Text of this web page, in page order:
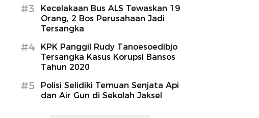
#3
Kecelakaan Bus ALS Tewaskan 19
Orang, 2 Bos Perusahaan Jadi
Tersangka
#4
KPK Panggil Rudy Tanoesoedibjo
Tersangka Kasus Korupsi Bansos
Tahun 2020
#5
Polisi Selidiki Temuan Senjata Api
dan Air Gun di Sekolah Jaksel